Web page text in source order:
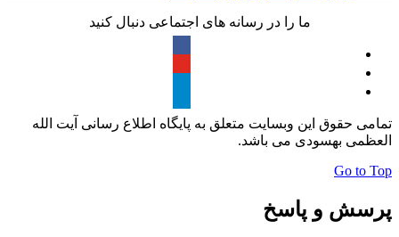
ما را در رسانه های اجتماعی دنبال کنید
تمامی حقوق این وبسایت متعلق به پایگاه اطلاع رسانی آیت الله
العظمی بهسودی می باشد.
Go to Top
پرسش و پاسخ